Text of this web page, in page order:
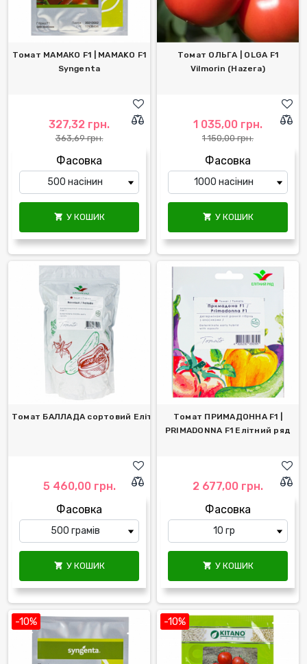
Томат МАМАКО F1 | MAMAKO F1
Syngenta
327,32 грн.
363,69 грн.
Фасовка
 У КОШИК
Томат ОЛЬГА | OLGA F1
Vilmorin (Hazera)
1 035,00 грн.
1 150,00 грн.
Фасовка
 У КОШИК
Томат БАЛЛАДА сортовий Елітний ряд
5 460,00 грн.
Фасовка
 У КОШИК
Томат ПРИМАДОННА F1 |
PRIMADONNA F1 Елітний ряд
2 677,00 грн.
Фасовка
 У КОШИК
-10% -10%